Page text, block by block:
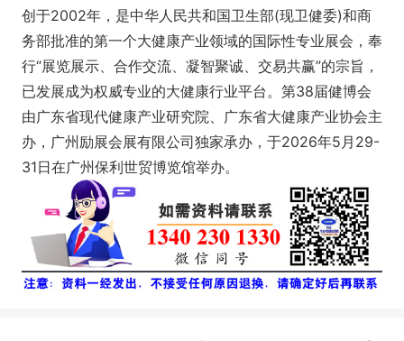
创于2002年，是中华人民共和国卫生部(现卫健委)和商
务部批准的第一个大健康产业领域的国际性专业展会，奉
行“展览展示、合作交流、凝智聚诚、交易共赢”的宗旨，
已发展成为权威专业的大健康行业平台。第38届健博会
由广东省现代健康产业研究院、广东省大健康产业协会主
办，广州励展会展有限公司独家承办，于2026年5月29-
31日在广州保利世贸博览馆举办。